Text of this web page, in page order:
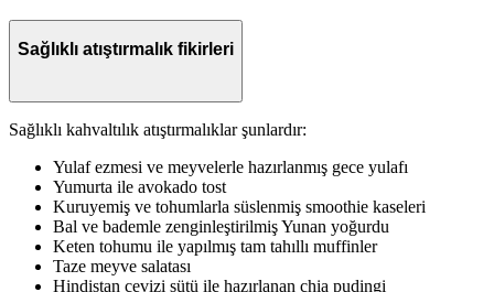
Sağlıklı atıştırmalık fikirleri
Sağlıklı kahvaltılık atıştırmalıklar şunlardır:
Yulaf ezmesi ve meyvelerle hazırlanmış gece yulafı
Yumurta ile avokado tost
Kuruyemiş ve tohumlarla süslenmiş smoothie kaseleri
Bal ve bademle zenginleştirilmiş Yunan yoğurdu
Keten tohumu ile yapılmış tam tahıllı muffinler
Taze meyve salatası
Hindistan cevizi sütü ile hazırlanan chia pudingi